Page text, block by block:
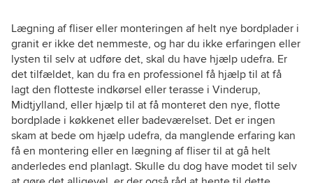
Lægning af fliser eller monteringen af helt nye bordplader i
granit er ikke det nemmeste, og har du ikke erfaringen eller
lysten til selv at udføre det, skal du have hjælp udefra. Er
det tilfældet, kan du fra en professionel få hjælp til at få
lagt den flotteste indkørsel eller terasse i Vinderup,
Midtjylland, eller hjælp til at få monteret den nye, flotte
bordplade i køkkenet eller badeværelset. Det er ingen
skam at bede om hjælp udefra, da manglende erfaring kan
få en montering eller en lægning af fliser til at gå helt
anderledes end planlagt. Skulle du dog have modet til selv